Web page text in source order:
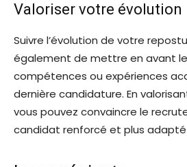
Valoriser votre évolution
Suivre l’évolution de votre
également de mettre en avant
compétences ou expériences
dernière candidature. En
vous pouvez convaincre le
candidat renforcé et plus adapté